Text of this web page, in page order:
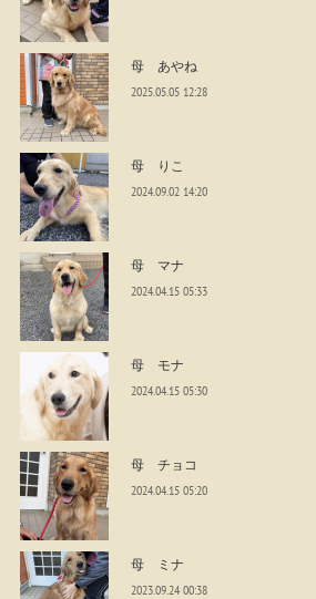
母 あやね
2025.05.05 12:28
母 りこ
2024.09.02 14:20
母 マナ
2024.04.15 05:33
母 モナ
2024.04.15 05:30
母 チョコ
2024.04.15 05:20
母 ミナ
2023.09.24 00:38